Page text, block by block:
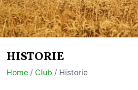
HISTORIE
Home / Club / Historie